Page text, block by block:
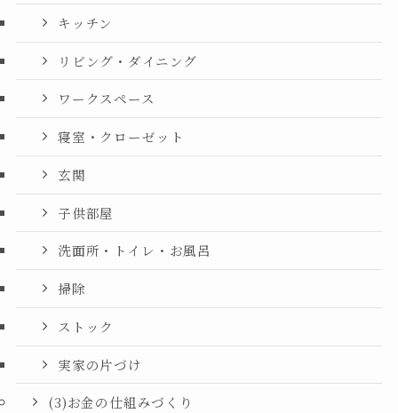
キッチン
リビング・ダイニング
ワークスペース
寝室・クローゼット
玄関
子供部屋
洗面所・トイレ・お風呂
掃除
ストック
実家の片づけ
(3)お金の仕組みづくり